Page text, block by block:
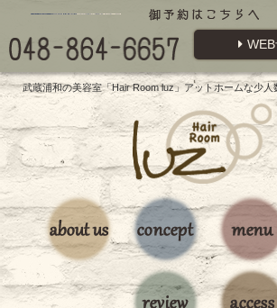
武蔵浦和の美容室「Hair Room luz」アットホームな少